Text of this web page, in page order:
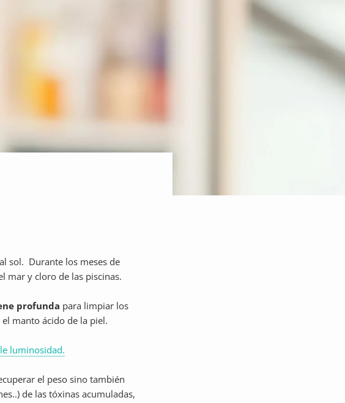
sol. Durante los meses de
mar y cloro de las piscinas.
profunda para limpiar los
manto ácido de la piel.
luminosidad.
el peso sino también
de las tóxinas acumuladas,